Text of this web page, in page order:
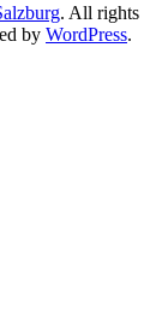
. All rights
by WordPress.